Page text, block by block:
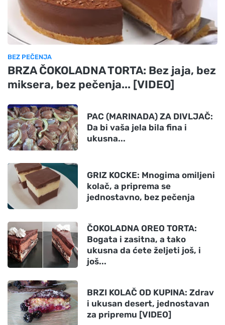
BEZ PEČENJA
BRZA ČOKOLADNA TORTA: Bez jaja, bez
miksera, bez pečenja... [VIDEO]
PAC (MARINADA) ZA DIVLJAČ:
Da bi vaša jela bila fina i
ukusna...
GRIZ KOCKE: Mnogima omiljeni
kolač, a priprema se
jednostavno, bez pečenja
ČOKOLADNA OREO TORTA:
Bogata i zasitna, a tako
ukusna da ćete željeti još, i
još...
BRZI KOLAČ OD KUPINA: Zdrav
i ukusan desert, jednostavan
za pripremu [VIDEO]